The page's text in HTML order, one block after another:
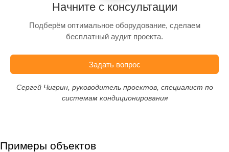
Начните с консультации
Подберём оптимальное оборудование, сделаем
бесплатный аудит проекта.
Задать вопрос
Сергей Чигрин, руководитель проектов, специалист по
системам кондиционирования
Примеры объектов